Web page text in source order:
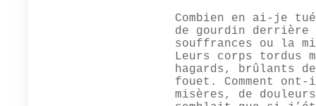
Combien en ai-je
de gourdin derrière
souffrances ou la
Leurs corps tordus
hagards, brûlants
fouet. Comment
misères, de